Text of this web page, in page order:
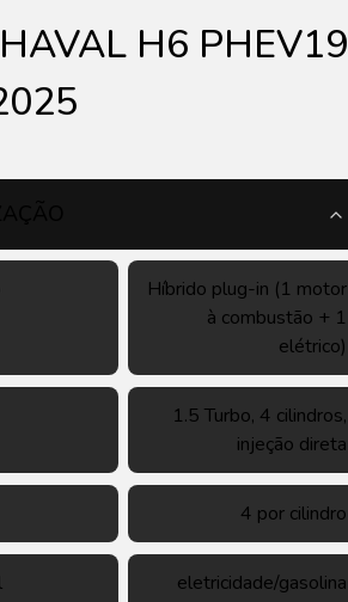
H6 PHEV19
Híbrido plug-in (1 motor
à combustão + 1
elétrico)
1.5 Turbo, 4 cilindros,
injeção direta
4 por cilindro
eletricidade/gasolina